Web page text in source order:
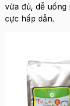
vừa đủ, dễ uống
cực hấp dẫn.